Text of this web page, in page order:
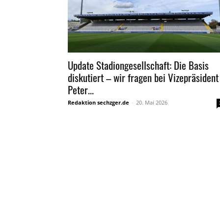
Update Stadiongesellschaft: Die Basis
diskutiert – wir fragen bei Vizepräsident
Peter...
Redaktion sechzger.de - 20. Mai 2026